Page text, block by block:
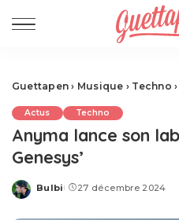
Guettapen › Musique › Techno ›
Actus Techno
Anyma lance son
Genesys’
Posted
Bulbi 27 décembre 2024